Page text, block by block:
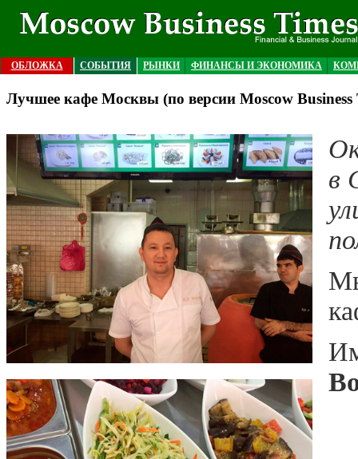
ОБЛОЖКА СОБЫТИЯ РЫНКИ ФИНАНСЫ И ЭКОНОМИКА
Лучшее кафе Москвы (по версии Moscow Business
в